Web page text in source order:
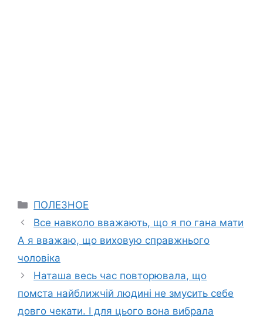
Categories
ПОЛЕЗНОЕ
Все навколо вважають, що я по гана мати
А я вважаю, що виховую справжнього
чоловіка
Наташа весь час повторювала, що
помста найближчій людині не змусить себе
довго чекати. І для цього вона вибрала